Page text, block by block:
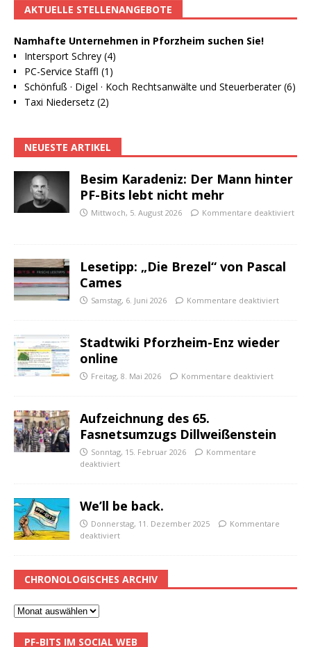
AKTUELLE STELLENANGEBOTE
Namhafte Unternehmen in Pforzheim suchen Sie!
Intersport Schrey (4)
PC-Service Staffl (1)
Schönfuß · Digel · Koch Rechtsanwälte und Steuerberater (6)
Taxi Niedersetz (2)
NEUESTE ARTIKEL
Besim Karadeniz: Der Mann hinter
PF-Bits lebt nicht mehr
Mittwoch, 5. August 2026 Kommentare deaktiviert
Lesetipp: „Die Brezel“ von Pascal
Cames
Samstag, 6. Juni 2026 Kommentare deaktiviert
Stadtwiki Pforzheim-Enz wieder
online
Freitag, 8. Mai 2026 Kommentare deaktiviert
Aufzeichnung des 65.
Fasnetsumzugs Dillweißenstein
Sonntag, 15. Februar 2026
Kommentare
deaktiviert
We’ll be back.
Donnerstag, 11. Dezember 2025
Kommentare
deaktiviert
CHRONOLOGISCHES ARCHIV
PF-BITS IM SOCIAL WEB